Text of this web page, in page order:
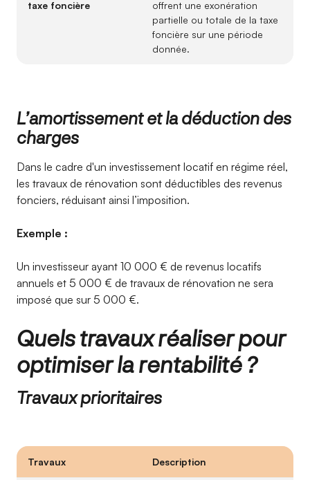
taxe foncière
offrent une exonération
partielle ou totale de la taxe
foncière sur une période
donnée.
L’amortissement et la déduction des
charges
Dans le cadre d'un investissement locatif en régime réel,
les travaux de rénovation sont déductibles des revenus
fonciers, réduisant ainsi l’imposition.
Exemple :
Un investisseur ayant 10 000 € de revenus locatifs
annuels et 5 000 € de travaux de rénovation ne sera
imposé que sur 5 000 €.
Quels travaux réaliser pour
optimiser la rentabilité ?
Travaux prioritaires
Travaux Description